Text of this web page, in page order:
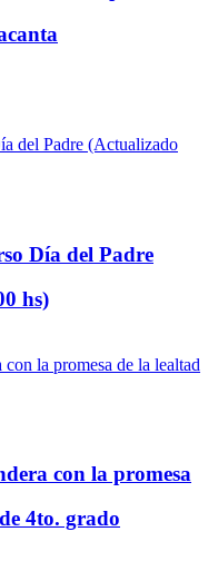
Día del Padre
hs)
con la promesa
4to. grado